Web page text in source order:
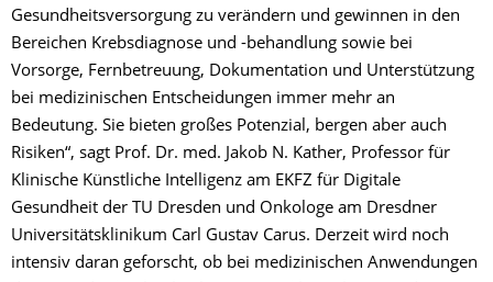
Gesundheitsversorgung zu verändern und gewinnen in den
Bereichen Krebsdiagnose und -behandlung sowie bei
Vorsorge, Fernbetreuung, Dokumentation und Unterstützung
bei medizinischen Entscheidungen immer mehr an
Bedeutung. Sie bieten großes Potenzial, bergen aber auch
Risiken“, sagt Prof. Dr. med. Jakob N. Kather, Professor für
Klinische Künstliche Intelligenz am EKFZ für Digitale
Gesundheit der TU Dresden und Onkologe am Dresdner
Universitätsklinikum Carl Gustav Carus. Derzeit wird noch
intensiv daran geforscht, ob bei medizinischen Anwendungen